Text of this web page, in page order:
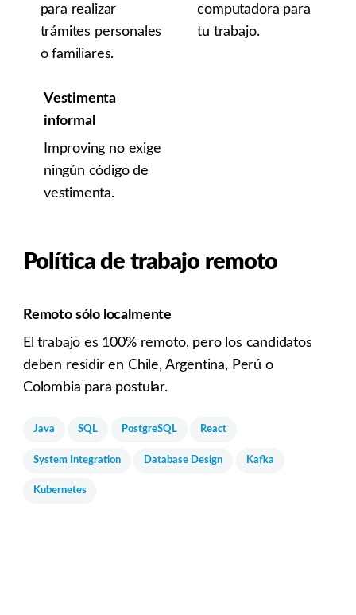
para realizar
trámites personales
o familiares.
computadora para
tu trabajo.
Vestimenta
informal
Improving no exige
ningún código de
vestimenta.
Política de trabajo remoto
Remoto sólo localmente
El trabajo es 100% remoto, pero los candidatos
deben residir en Chile, Argentina, Perú o
Colombia para postular.
Java SQL PostgreSQL React
System Integration Database Design Kafka
Kubernetes